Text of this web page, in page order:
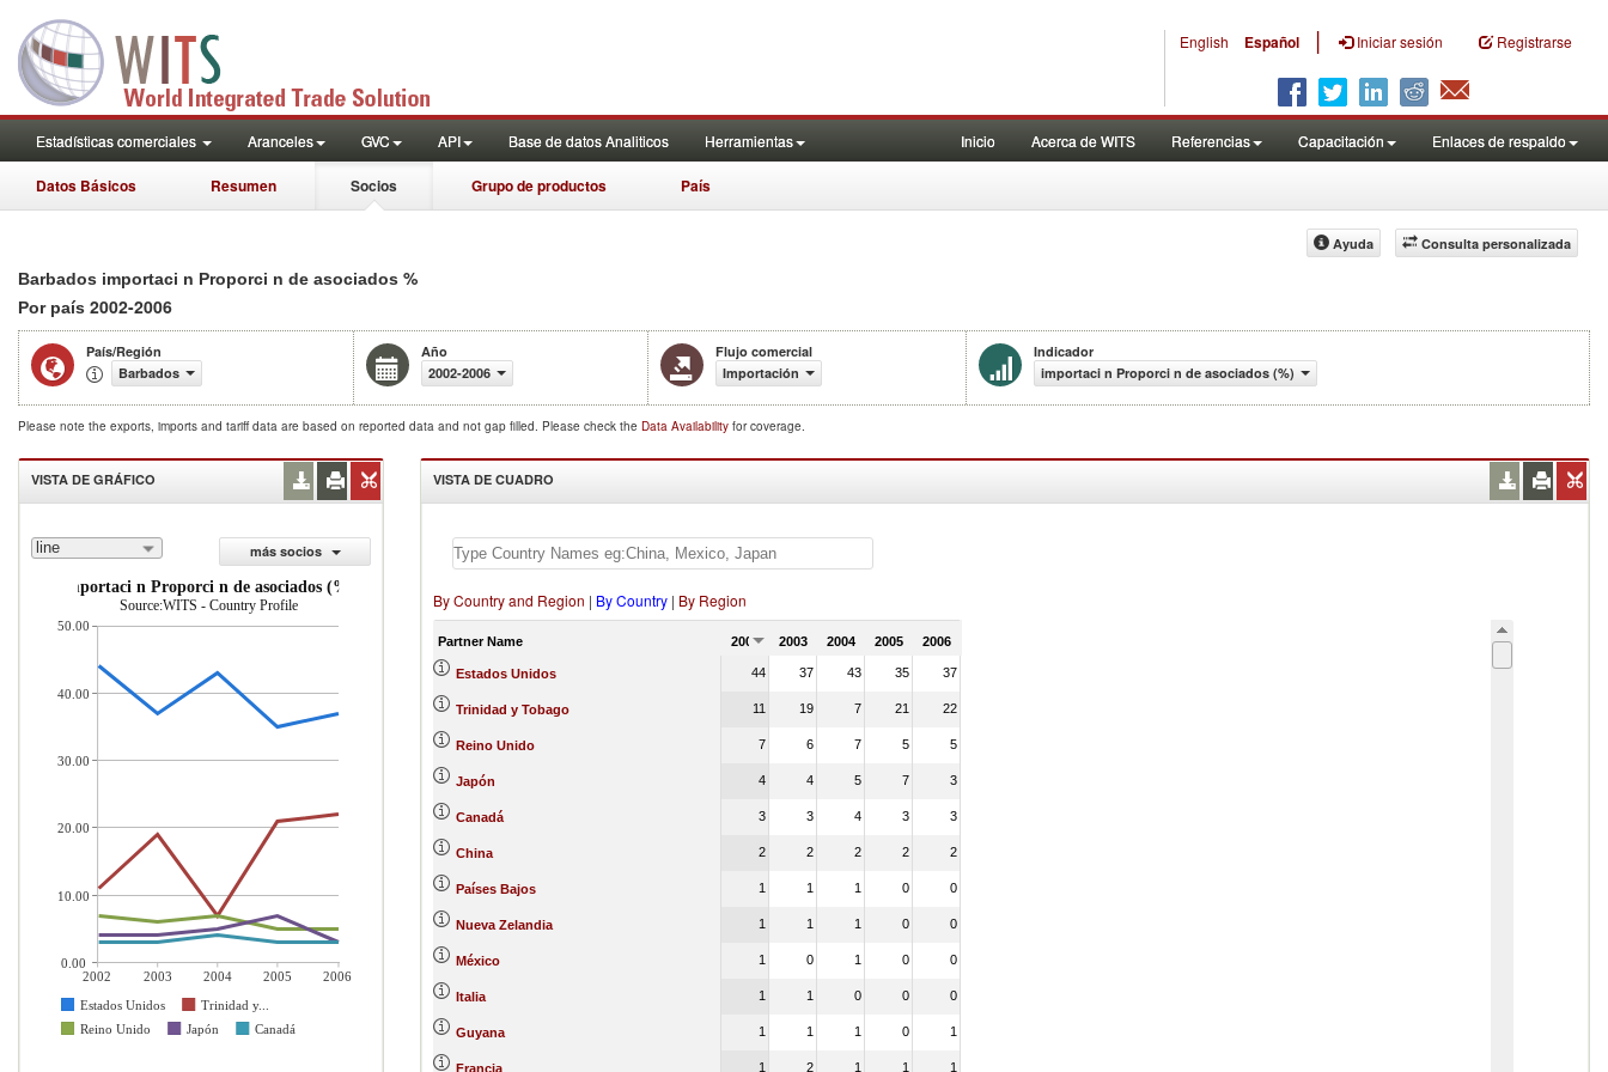
English Español | Iniciar sesión Registrarse
Estadísticas comerciales Aranceles GVC API Base de datos Analiticos Herramientas Inicio Acerca de WITS Referencias Capacitación Enlaces de respaldo
Datos Básicos Resumen Socios Grupo de productos País
Consulta personalizada
Ayuda
Barbados importaci n Proporci n de asociados %
Por país 2002-2006
País/Región
Barbados
Año
2002-2006
Flujo comercial
Importación
Indicador
importaci n Proporci n de asociados (%)
Please note the exports, imports and tariff data are based on reported data and not gap filled. Please check the Data Availability for coverage.
VISTA DE GRÁFICO
line
más socios
importaci n Proporci n de asociados (%)
Source:WITS - Country Profile
2002 2003 2004 2005
2006
Estados Unidos
Trinidad y...
Reino Unido
Japón Canadá
50.00
40.00
30.00
20.00
10.00
0.00
VISTA DE CUADRO
By Country and Region | By Country | By Region
Partner Name 2002 2003 2004 2005 2006
Estados Unidos 44 37 43 35 37
Trinidad y Tobago 11 19 7 21 22
Reino Unido 7 6 7 5 5
Japón 4 4 5 7 3
Canadá 3 3 4 3 3
China 2 2 2 2 2
Países Bajos 1 1 1 0 0
Nueva Zelandia 1 1 1 0 0
México 1 0 1 0 0
Italia 1 1 0 0 0
Guyana 1 1 1 0 1
Francia 1 2 1 1 1